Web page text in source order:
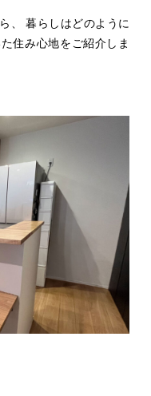
、
暮らしはどのように
住み心地をご紹介しま